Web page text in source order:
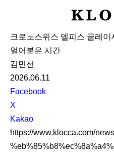
K
O
크로노스위스 델피스 글레이
얼어붙은 시간
김민선
2026.06.11
S
N
S
S
h
Facebook
X
Kakao
https://www.klocca.com/